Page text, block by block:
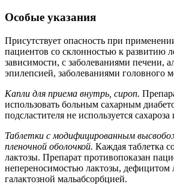
Особые указания
Присутствует опасность при
пациентов со склонностью к развитию
зависимости, с заболеваниями печени,
эпилепсией, заболеваниями головного
Капли для приема внутрь, сироп.
использовать больным сахарным
подсластителя не используется
Таблетки с модифицированным
пленочной оболочкой. Каждая таблетка
лактозы. Препарат противопоказан
непереносимостью лактозы, дефицитом
галактозной мальабсорбцией.